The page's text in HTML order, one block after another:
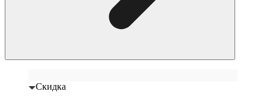
Скидка